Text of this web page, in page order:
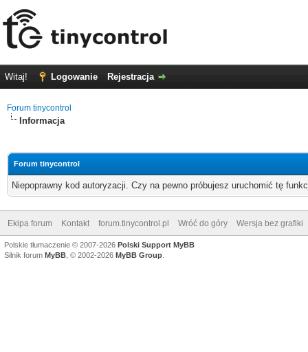
Witaj! Logowanie Rejestracja
Forum tinycontrol
Informacja
Forum tinycontrol
Niepoprawny kod autoryzacji. Czy na pewno próbujesz uruchomić tę
Ekipa forum Kontakt forum.tinycontrol.pl Wróć do góry Wersja bez grafiki
Polskie tłumaczenie © 2007-2026 Polski Support MyBB
Silnik forum MyBB , © 2002-2026 MyBB Group